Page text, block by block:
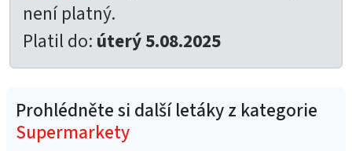
není platný.
Platil do: úterý 5.08.2025
Prohlédněte si další letáky z kategorie
Supermarkety